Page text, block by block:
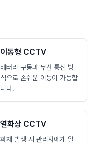
이동형 CCTV
배터리 구동과 무선 통신 방
식으로 손쉬운 이동이 가능합
니다.
열화상 CCTV
화재 발생 시 관리자에게 알